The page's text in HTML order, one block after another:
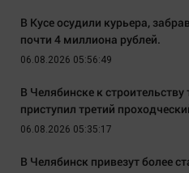
В Кусе осудили курьера,
почти 4 миллиона рублей.
06.08.2026 05:56:49
В Челябинске к
приступил третий
06.08.2026 05:35:17
В Челябинск привезут более